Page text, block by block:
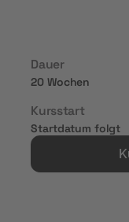
Dauer
20 Wochen
Kursstart
Startdatum folgt